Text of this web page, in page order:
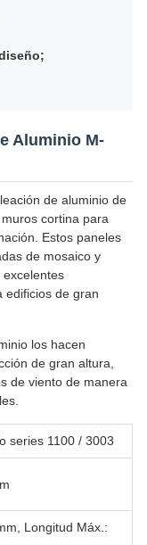
Aluminio M-
de aluminio de
cortina para
Estos paneles
de mosaico y
edificios de gran
los hacen
de gran altura,
de viento de manera
series 1100 / 3003
Longitud Máx.: